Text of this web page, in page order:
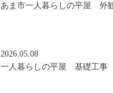
あま市一人暮らしの平屋 外
2026.05.08
一人暮らしの平屋 基礎工事